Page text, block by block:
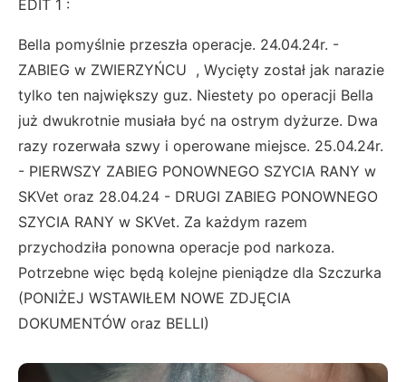
EDIT 1 :
Bella pomyślnie przeszła operacje. 24.04.24r. -
ZABIEG w ZWIERZYŃCU , Wycięty został jak narazie
tylko ten największy guz. Niestety po operacji Bella
już dwukrotnie musiała być na ostrym dyżurze. Dwa
razy rozerwała szwy i operowane miejsce. 25.04.24r.
- PIERWSZY ZABIEG PONOWNEGO SZYCIA RANY w
SKVet oraz 28.04.24 - DRUGI ZABIEG PONOWNEGO
SZYCIA RANY w SKVet. Za każdym razem
przychodziła ponowna operacje pod narkoza.
Potrzebne więc będą kolejne pieniądze dla Szczurka
(PONIŻEJ WSTAWIŁEM NOWE ZDJĘCIA
DOKUMENTÓW oraz BELLI)